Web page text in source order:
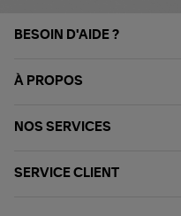
BESOIN D'AIDE ?
À PROPOS
NOS SERVICES
SERVICE CLIENT